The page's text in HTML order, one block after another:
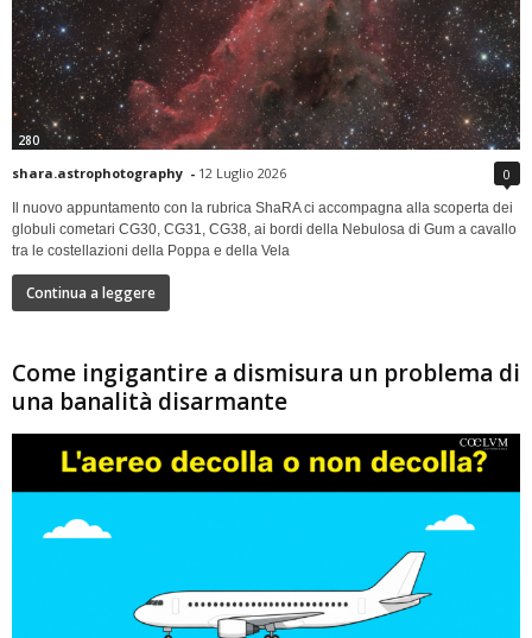
280
shara.astrophotography - 12 Luglio 2026 0
Il nuovo appuntamento con la rubrica ShaRA ci accompagna alla scoperta dei
globuli cometari CG30, CG31, CG38, ai bordi della Nebulosa di Gum a cavallo
tra le costellazioni della Poppa e della Vela
Continua a leggere
Come ingigantire a dismisura un problema di
una banalità disarmante